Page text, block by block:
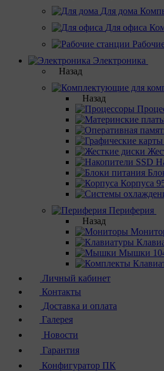
Для дома
Для офиса
Электроника
Назад
Назад
Корпуса
Периферия
Назад
Мышки
Личный кабинет
Контакты
Доставка и оплата
Галерея
Новости
Гарантия
Конфигуратор ПК